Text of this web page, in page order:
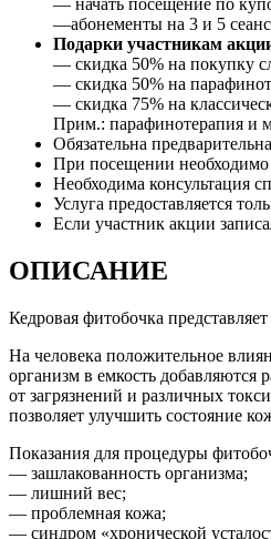
—абонементы на 3 и 5
Подарки участникам
— скидка 50% на покупку
— скидка 50% на
— скидка 75% на
Прим.: парафинотерапия и
Обязательна
При посещении необходимо
Необходима консультация
Услуга предоставляется
Если участник акции
ОПИСАНИЕ
Кедровая фитобочка
На человека положительное
организм в емкость
от загрязнений и различных
позволяет улучшить состояние
Показания для процедуры
— зашлакованность организма;
— лишний вес;
— проблемная кожа;
— синдром «хронической